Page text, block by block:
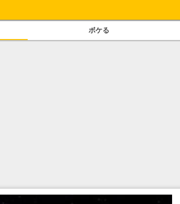
ボケる